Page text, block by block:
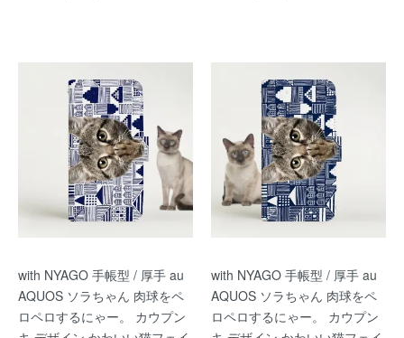
with NYAGO 手帳型 / 厚手 au
AQUOS ソラちゃん 肉球をペ
ロペロするにゃー。 カウプン
with NYAGO 手帳型 / 厚手 au
AQUOS ソラちゃん 肉球をペ
ロペロするにゃー。 カウプン